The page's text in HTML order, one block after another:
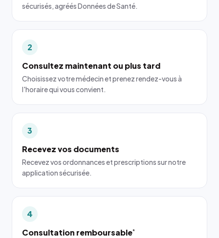
sécurisés, agréés Données de Santé.
2
Consultez maintenant ou plus tard
Choisissez votre médecin et prenez rendez-vous à
l'horaire qui vous convient.
3
Recevez vos documents
Recevez vos ordonnances et prescriptions sur notre
application sécurisée.
4
Consultation remboursable*